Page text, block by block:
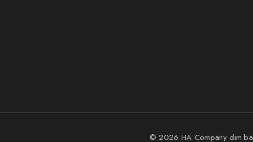
© 2026 HA Companydim.ba